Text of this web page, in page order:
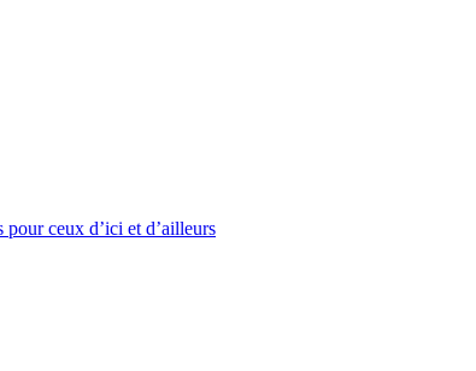
pour ceux d’ici et d’ailleurs